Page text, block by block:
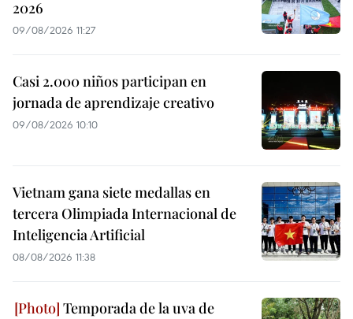
2026
09/08/2026 11:27
Casi 2.000 niños participan en
jornada de aprendizaje creativo
09/08/2026 10:10
Vietnam gana siete medallas en
tercera Olimpiada Internacional de
Inteligencia Artificial
08/08/2026 11:38
Temporada de la uva de